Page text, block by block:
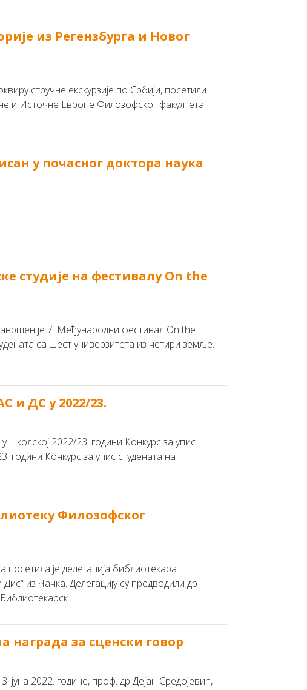
из Регензбурга и Новог
стручне екскурзије по Србији, посетили
и Источне Европе Филозофског факултета
у почасног доктора наука
студије на фестивалу On the
је 7. Међународни фестивал On the
са шест универзитета из четири земље.
и ДС у 2022/23.
школској 2022/23. години Конкурс за упис
години Конкурс за упис студената на
Филозофског
посетила je делегација библиотекара
из Чачка. Делегацију су предводили др
награда за сценски говор
јуна 2022. године, проф. др Дејан Средојевић,